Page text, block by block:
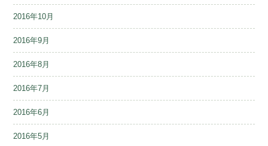
2016年10月
2016年9月
2016年8月
2016年7月
2016年6月
2016年5月